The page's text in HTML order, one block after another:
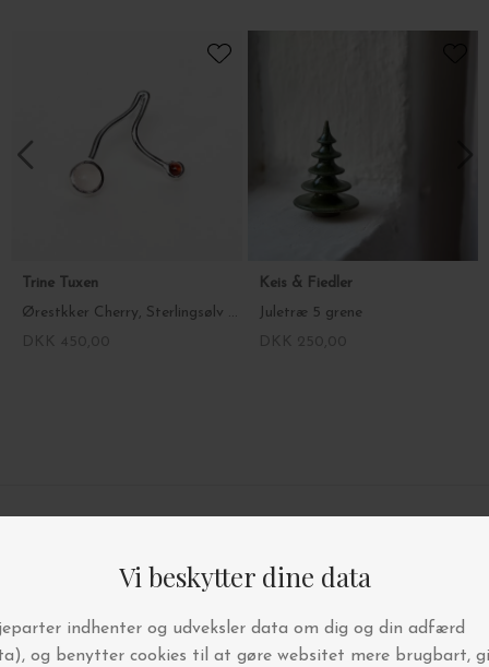
Trine Tuxen
Ørestkker Cherry, Sterlingsølv 1 stk
Keis & Fiedler
Juletræ 5 grene
BYT OG AFHENT I BUTIKKEN
FRI FRAGT OVER 499,-